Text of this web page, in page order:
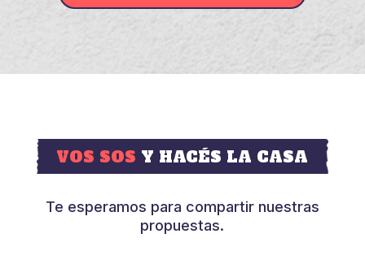
VOS SOS Y HACÉS LA CASA
Te esperamos para compartir nuestras
propuestas.